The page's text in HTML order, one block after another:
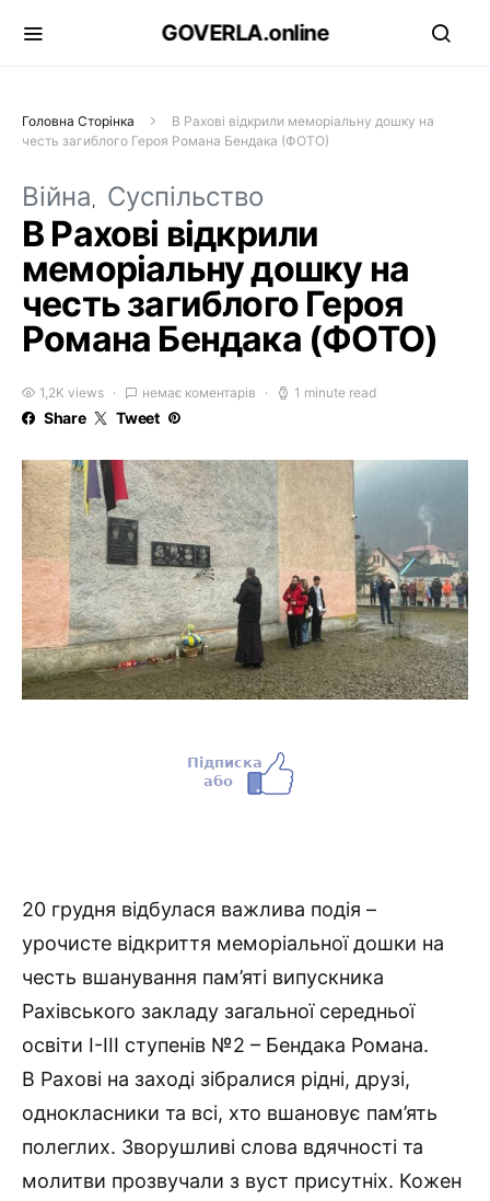
GOVERLA.online
Головна Сторінка
В Рахові відкрили меморіальну дошку на
честь загиблого Героя Романа Бендака (ФОТО)
Війна Суспільство
В Рахові відкрили
меморіальну дошку на
честь загиблого Героя
Романа Бендака (ФОТО)
1,2K views немає коментарів 1 minute read
Share Tweet
20 грудня відбулася важлива подія –
урочисте відкриття меморіальної дошки на
честь вшанування пам’яті випускника
Рахівського закладу загальної середньої
освіти І-ІІІ ступенів №2 – Бендака Романа.
В Рахові на заході зібралися рідні, друзі,
однокласники та всі, хто вшановує пам’ять
полеглих. Зворушливі слова вдячності та
молитви прозвучали з вуст присутніх. Кожен